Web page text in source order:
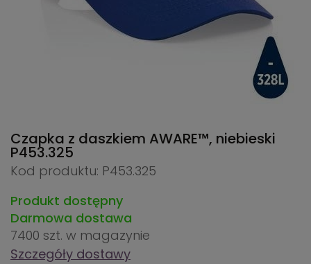
Czapka z daszkiem AWARE™, niebieski
P453.325
Kod produktu: P453.325
Produkt dostępny
Darmowa dostawa
7400 szt. w magazynie
Szczegóły dostawy